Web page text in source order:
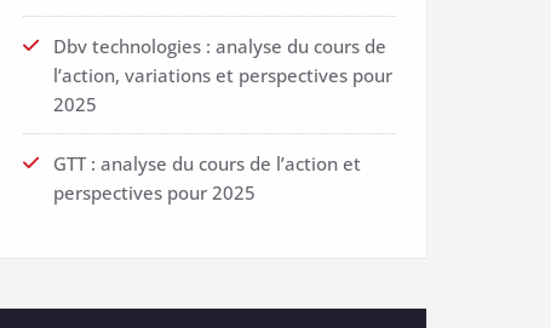
Dbv technologies : analyse du cours de
l’action, variations et perspectives pour
2025
GTT : analyse du cours de l’action et
perspectives pour 2025